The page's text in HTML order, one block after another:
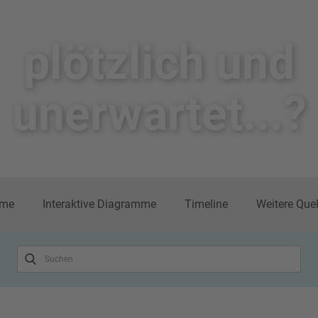
plötzlich un​d
unerwartet...?
Interaktive Diagramme Timeline Weitere